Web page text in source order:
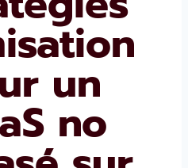
un
no